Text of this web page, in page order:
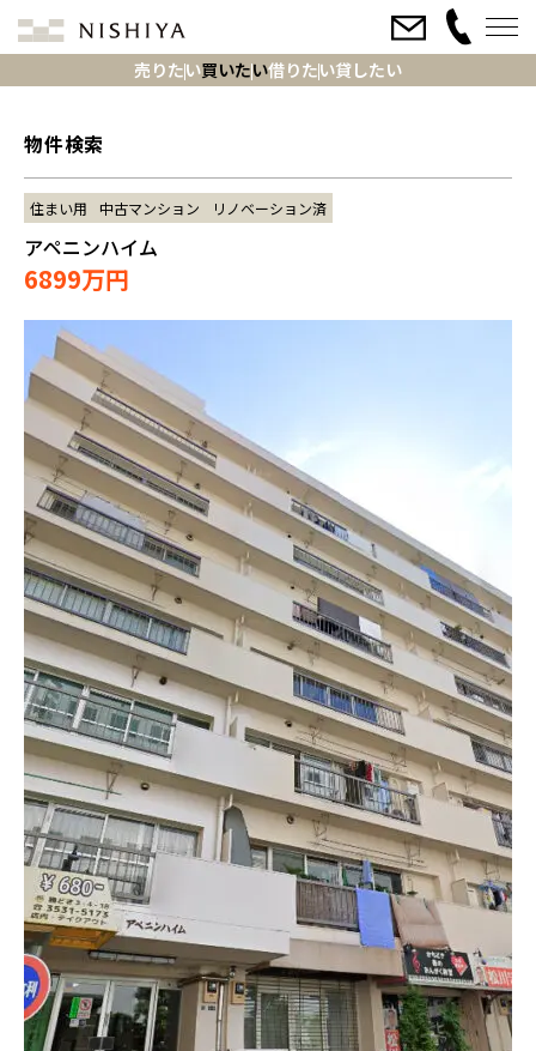
売りたい買いたい借りたい貸したい
物件検索
住まい用 中古マンション リノベーション済
アペニンハイム
6899万円